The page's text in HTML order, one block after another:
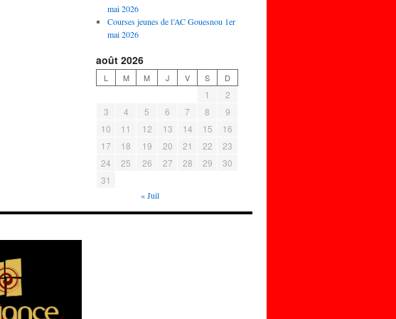
mai 2026
Courses jeunes de l’AC Gouesnou 1er
mai 2026
août 2026
L M M J V S D
1
2
3
4 5 6 7 8
9
10
11 12 13 14 15
16
17
18 19 20 21 22
23
24
25 26 27 28 29
30
31
« Juil